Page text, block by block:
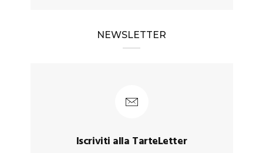
NEWSLETTER
Iscriviti alla TarteLetter